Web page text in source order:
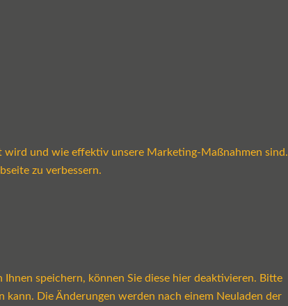
wird und wie effektiv unsere Marketing-Maßnahmen sind.
zu verbessern.
speichern, können Sie diese hier deaktivieren. Bitte
Die Änderungen werden nach einem Neuladen der